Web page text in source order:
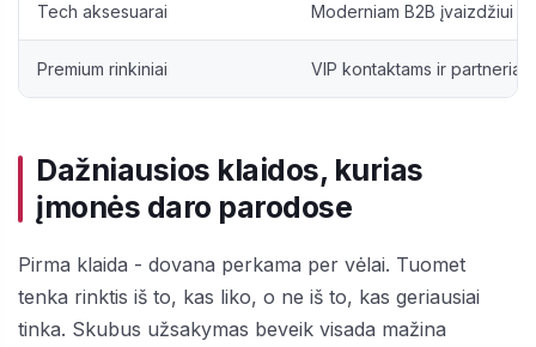
Tech aksesuarai Moderniam B2B įvaizdžiui
Premium rinkiniai VIP kontaktams ir
Dažniausios klaidos, kurias
įmonės daro parodose
Pirma klaida - dovana perkama per vėlai. Tuomet
tenka rinktis iš to, kas liko, o ne iš to, kas geriausiai
tinka. Skubus užsakymas beveik visada mažina